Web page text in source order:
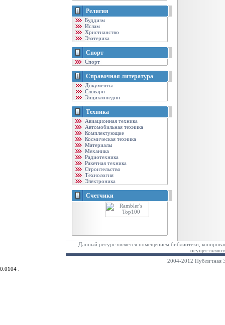
Религия
Буддизм
Ислам
Христианство
Эзотерика
Спорт
Спорт
Справочная литература
Документы
Словари
Энциклопедии
Техника
Авиационная техника
Автомобильная техника
Комплектующие
Космическая техника
Материалы
Механика
Радиотехника
Ракетная техника
Строительство
Технология
Электроника
Счетчики
Данный ресурс является помещением библиотеки,
2004-2012 Публичная
0.0104 .